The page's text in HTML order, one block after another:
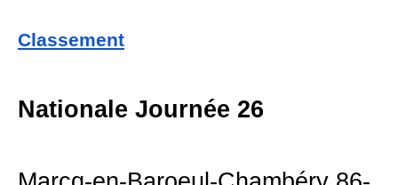
Classement
Nationale Journée 26